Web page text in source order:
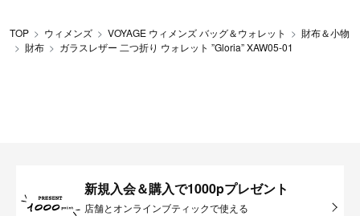
TOP ウィメンズ VOYAGE ウィメンズ バッグ＆ウォレット
財布＆小物
財布
ガラスレザー 二つ折り ウォレット ”Gloria” XAW05-01
新規入会＆購入で1000pプレゼント
店舗とオンラインブティックで使える